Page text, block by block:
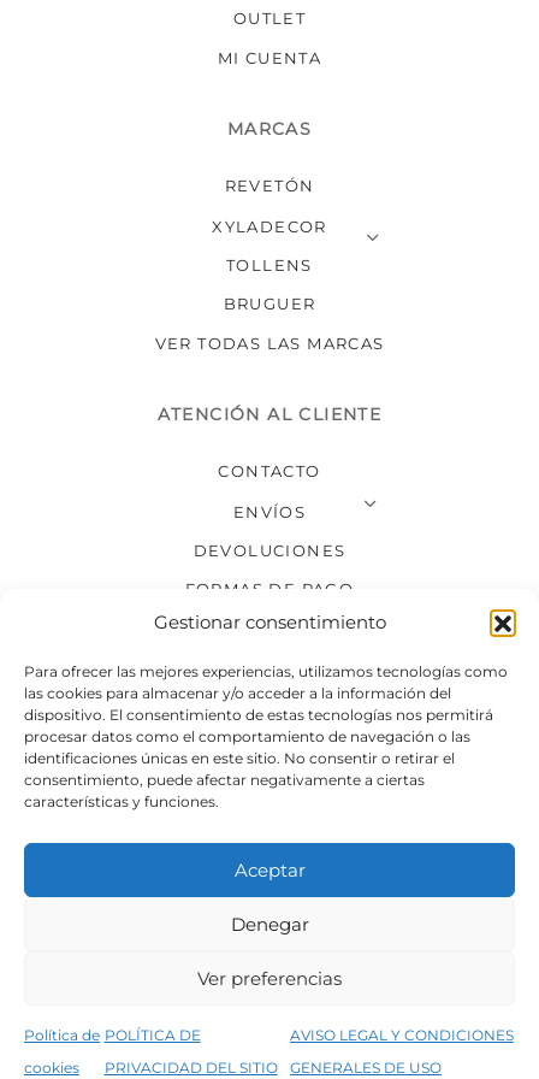
Gestionar consentimiento
Para ofrecer las mejores experiencias, utilizamos tecnologías como
las cookies para almacenar y/o acceder a la información del
dispositivo. El consentimiento de estas tecnologías nos permitirá
procesar datos como el comportamiento de navegación o las
identificaciones únicas en este sitio. No consentir o retirar el
consentimiento, puede afectar negativamente a ciertas
características y funciones.
Aceptar
Denegar
Ver preferencias
Política de
cookies
POLÍTICA DE
PRIVACIDAD DEL SITIO
AVISO LEGAL Y CONDICIONES
GENERALES DE USO
producto
OUTLET
MI CUENTA
MARCAS
REVETÓN
XYLADECOR
TOLLENS
BRUGUER
VER TODAS LAS MARCAS
ATENCIÓN AL CLIENTE
CONTACTO
ENVÍOS
DEVOLUCIONES
FORMAS DE PAGO
SÍGUENOS
Condiciones generales de venta
Política de privacidad del sitio web